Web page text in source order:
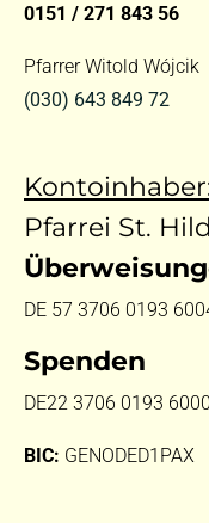
0151 / 271 843 56
Pfarrer Witold Wójcik
(030) 643 849 72
Pfarrei St.
DE 57 3706 0193
Spenden
DE22 3706 0193
BIC: GENODED1PAX